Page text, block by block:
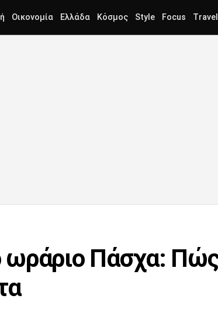
Οικονομία Ελλάδα Κόσμος Style Focus Travel
ωράριο Πάσχα: